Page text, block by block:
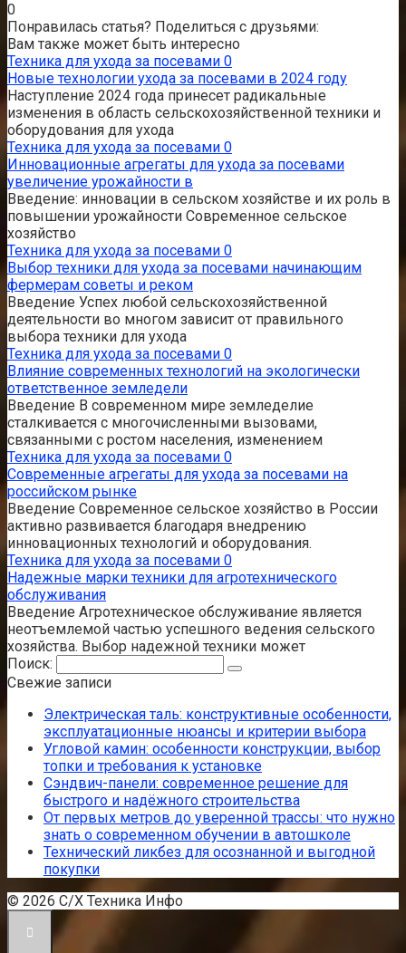
0
Понравилась статья? Поделиться с друзьями:
Вам также может быть интересно
Техника для ухода за посевами 0
Новые технологии ухода за посевами в 2024 году
Наступление 2024 года принесет радикальные
изменения в область сельскохозяйственной техники и
оборудования для ухода
Техника для ухода за посевами 0
Инновационные агрегаты для ухода за посевами
увеличение урожайности в
Введение: инновации в сельском хозяйстве и их роль в
повышении урожайности Современное сельское
хозяйство
Техника для ухода за посевами 0
Выбор техники для ухода за посевами начинающим
фермерам советы и реком
Введение Успех любой сельскохозяйственной
деятельности во многом зависит от правильного
выбора техники для ухода
Техника для ухода за посевами 0
Влияние современных технологий на экологически
ответственное земледели
Введение В современном мире земледелие
сталкивается с многочисленными вызовами,
связанными с ростом населения, изменением
Техника для ухода за посевами 0
Современные агрегаты для ухода за посевами на
российском рынке
Введение Современное сельское хозяйство в России
активно развивается благодаря внедрению
инновационных технологий и оборудования.
Техника для ухода за посевами 0
Надежные марки техники для агротехнического
обслуживания
Введение Агротехническое обслуживание является
неотъемлемой частью успешного ведения сельского
хозяйства. Выбор надежной техники может
Поиск:
Свежие записи
Электрическая таль: конструктивные особенности,
эксплуатационные нюансы и критерии выбора
Угловой камин: особенности конструкции, выбор
топки и требования к установке
Сэндвич-панели: современное решение для
быстрого и надёжного строительства
От первых метров до уверенной трассы: что нужно
знать о современном обучении в автошколе
Технический ликбез для осознанной и выгодной
покупки
© 2026 С/Х Техника Инфо